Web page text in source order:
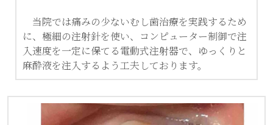
・口腔外科
・睡眠歯科
当院では痛みの少ないむし歯治療を実践するため
に、極細の注射針を使い、コンピューター制御で注
入速度を一定に保てる電動式注射器で、ゆっくりと
麻酔液を注入するよう工夫しております。